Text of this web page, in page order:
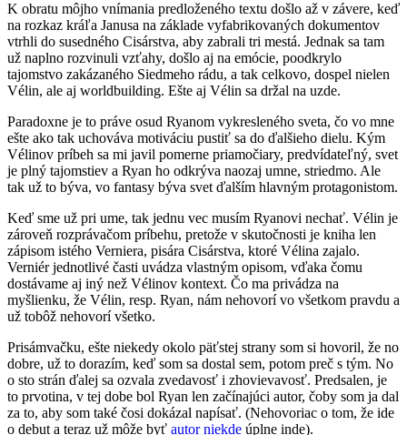
K obratu môjho vnímania predloženého textu došlo až v závere, keď
na rozkaz kráľa Janusa na základe vyfabrikovaných dokumentov
vtrhli do susedného Cisárstva, aby zabrali tri mestá. Jednak sa tam
už naplno rozvinuli vzťahy, došlo aj na emócie, poodkrylo
tajomstvo zakázaného Siedmeho rádu, a tak celkovo, dospel nielen
Vélin, ale aj worldbuilding. Ešte aj Vélin sa držal na uzde.
Paradoxne je to práve osud Ryanom vykresleného sveta, čo vo mne
ešte ako tak uchováva motiváciu pustiť sa do ďalšieho dielu. Kým
Vélinov príbeh sa mi javil pomerne priamočiary, predvídateľný, svet
je plný tajomstiev a Ryan ho odkrýva naozaj umne, striedmo. Ale
tak už to býva, vo fantasy býva svet ďalším hlavným protagonistom.
Keď sme už pri ume, tak jednu vec musím Ryanovi nechať. Vélin je
zároveň rozprávačom príbehu, pretože v skutočnosti je kniha len
zápisom istého Verniera, pisára Cisárstva, ktoré Vélina zajalo.
Verniér jednotlivé časti uvádza vlastným opisom, vďaka čomu
dostávame aj iný než Vélinov kontext. Čo ma privádza na
myšlienku, že Vélin, resp. Ryan, nám nehovorí vo všetkom pravdu a
už tobôž nehovorí všetko.
Prisámvačku, ešte niekedy okolo päťstej strany som si hovoril, že no
dobre, už to dorazím, keď som sa dostal sem, potom preč s tým. No
o sto strán ďalej sa ozvala zvedavosť i zhovievavosť. Predsalen, je
to prvotina, v tej dobe bol Ryan len začínajúci autor, čoby som ja dal
za to, aby som také čosi dokázal napísať. (Nehovoriac o tom, že ide
o debut a teraz už môže byť autor niekde úplne inde).